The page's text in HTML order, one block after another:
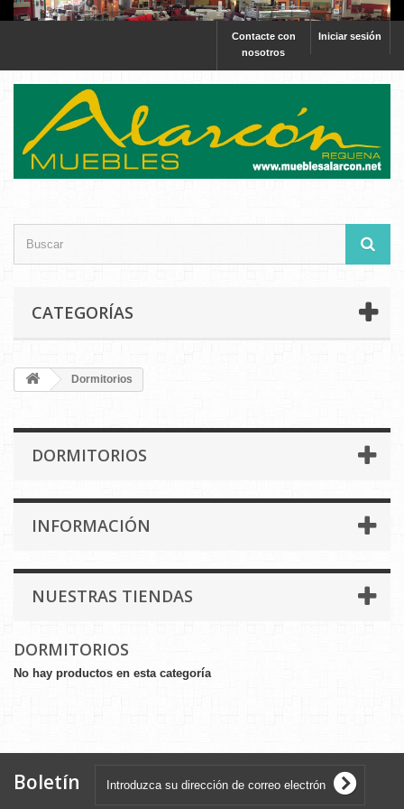
Iniciar sesión
Contacte con
nosotros
CATEGORÍAS
Dormitorios
DORMITORIOS
INFORMACIÓN
NUESTRAS TIENDAS
DORMITORIOS
No hay productos en esta categoría
Boletín